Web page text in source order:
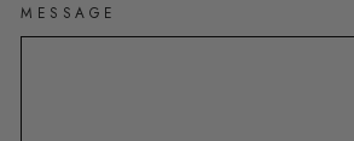
MESSAGE